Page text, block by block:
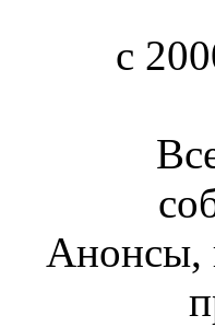
c
Анонсы,